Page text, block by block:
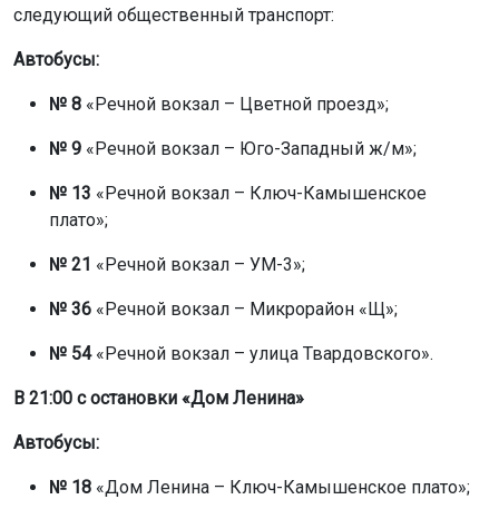
следующий общественный транспорт:
Автобусы:
№ 8 «Речной вокзал – Цветной проезд»;
№ 9 «Речной вокзал – Юго-Западный ж/м»;
№ 13 «Речной вокзал – Ключ-Камышенское
плато»;
№ 21 «Речной вокзал – УМ-3»;
№ 36 «Речной вокзал – Микрорайон «Щ»;
№ 54«Речной вокзал – улица Твардовского».
В 21:00 с остановки «Дом Ленина»
Автобусы:
№ 18 «Дом Ленина – Ключ-Камышенское плато»;